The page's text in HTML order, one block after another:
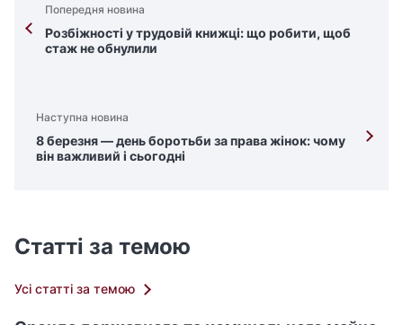
Попередня новина
Розбіжності у трудовій книжці: що робити, щоб
стаж не обнулили
Наступна новина
8 березня — день боротьби за права жінок: чому
він важливий і сьогодні
Статті за темою
Усі статті за темою